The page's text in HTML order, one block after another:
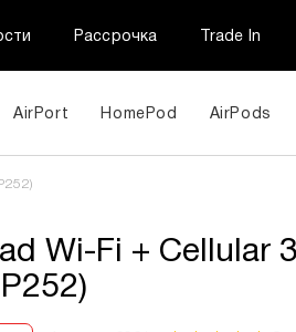
Рассрочка Trade In
AirPort HomePod AirPods
Wi-Fi + Cellular